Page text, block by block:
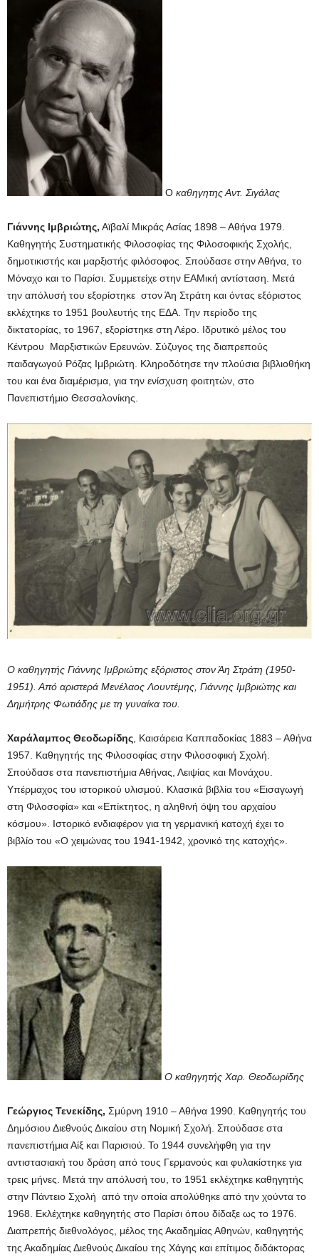
Ο καθηγητης Αντ. Σιγάλας
Γιάννης Ιμβριώτης, Αϊβαλί Μικράς Ασίας 1898 – Αθήνα 1979.
Καθηγητής Συστηματικής Φιλοσοφίας της Φιλοσοφικής Σχολής,
δημοτικιστής και μαρξιστής φιλόσοφος. Σπούδασε στην Αθήνα, το
Μόναχο και το Παρίσι. Συμμετείχε στην ΕΑΜική αντίσταση. Μετά
την απόλυσή του εξορίστηκε στον Άη Στράτη και όντας εξόριστος
εκλέχτηκε το 1951 βουλευτής της ΕΔΑ. Την περίοδο της
δικτατορίας, το 1967, εξορίστηκε στη Λέρο. Ιδρυτικό μέλος του
Κέντρου Μαρξιστικών Ερευνών. Σύζυγος της διαπρεπούς
παιδαγωγού Ρόζας Ιμβριώτη. Κληροδότησε την πλούσια βιβλιοθήκη
του και ένα διαμέρισμα, για την ενίσχυση φοιτητών, στο
Πανεπιστήμιο Θεσσαλονίκης.
Ο καθηγητής Γιάννης Ιμβριώτης εξόριστος στον Άη Στράτη (1950-
1951). Από αριστερά Μενέλαος Λουντέμης, Γιάννης Ιμβριώτης και
Δημήτρης Φωτιάδης με τη γυναίκα του.
Χαράλαμπος Θεοδωρίδης, Καισάρεια Καππαδοκίας 1883 – Αθήνα
1957. Καθηγητής της Φιλοσοφίας στην Φιλοσοφική Σχολή.
Σπούδασε στα πανεπιστήμια Αθήνας, Λειψίας και Μονάχου.
Υπέρμαχος του ιστορικού υλισμού. Κλασικά βιβλία του «Εισαγωγή
στη Φιλοσοφία» και «Επίκτητος, η αληθινή όψη του αρχαίου
κόσμου». Ιστορικό ενδιαφέρον για τη γερμανική κατοχή έχει το
βιβλίο του «Ο χειμώνας του 1941-1942, χρονικό της κατοχής».
Ο καθηγητής Χαρ. Θεοδωρίδης
Γεώργιος Τενεκίδης, Σμύρνη 1910 – Αθήνα 1990. Καθηγητής του
Δημόσιου Διεθνούς Δικαίου στη Νομική Σχολή. Σπούδασε στα
πανεπιστήμια Αίξ και Παρισιού. Το 1944 συνελήφθη για την
αντιστασιακή του δράση από τους Γερμανούς και φυλακίστηκε για
τρεις μήνες. Μετά την απόλυσή του, το 1951 εκλέχτηκε καθηγητής
στην Πάντειο Σχολή από την οποία απολύθηκε από την χούντα το
1968. Εκλέχτηκε καθηγητής στο Παρίσι όπου δίδαξε ως το 1976.
Διαπρεπής διεθνολόγος, μέλος της Ακαδημίας Αθηνών, καθηγητής
της Ακαδημίας Διεθνούς Δικαίου της Χάγης και επίτιμος διδάκτορας